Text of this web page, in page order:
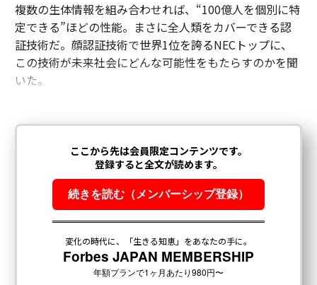
複数の生体情報を組み合わせれば、“100億人を個別に特
定できる”ほどの性能。まさに全人類をカバーできる認
証技術だ。顔認証技術で世界1位を誇るNECトップに、
この技術が未来社会にどんな可能性をもたらすのかを聞
いた。